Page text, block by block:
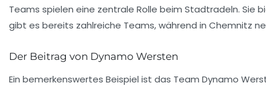
Teams spielen eine zentrale Rolle beim Stadtradeln. Sie
gibt es bereits zahlreiche Teams, während in Chemnitz
Der Beitrag von Dynamo Wersten
Ein bemerkenswertes Beispiel ist das Team Dynamo